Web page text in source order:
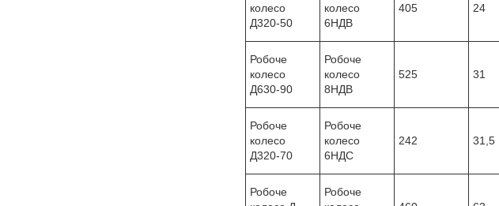
колесо
Д320-50
колесо
6НДВ
405 24
Робоче
колесо
Д630-90
Робоче
колесо
8НДВ
525 31
Робоче
колесо
Д320-70
Робоче
колесо
6НДС
242 31,5
Робоче
Робоче